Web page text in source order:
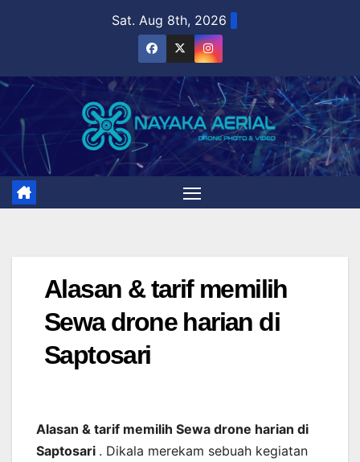
Sat. Aug 8th, 2026
Alasan & tarif memilih
Sewa drone harian di
Saptosari
Alasan & tarif memilih Sewa drone harian di
Saptosari . Dikala merekam sebuah kegiatan